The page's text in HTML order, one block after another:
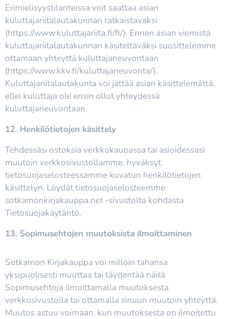
Erimielisyystilanteissa voit saattaa asian
kuluttajariitalautakunnan ratkaistavaksi
(https://www.kuluttajariita.fi/fi/). Ennen asian viemistä
kuluttajariitalautakunnan käsiteltäväksi suosittelemme
ottamaan yhteyttä kuluttajaneuvontaan
(https://www.kkv.fi/kuluttajaneuvonta/).
Kuluttajariitalautakunta voi jättää asian käsittelemättä,
ellei kuluttaja ole ensin ollut yhteydessä
kuluttajaneuvontaan.
12. Henkilötietojen käsittely
Tehdessäsi ostoksia verkkokaupassa tai asioidessasi
muutoin verkkosivustollamme, hyväksyt
tietosuojaselosteessamme kuvatun henkilötietojen
käsittelyn. Löydät tietosuojaselosteemme
sotkamonkirjakauppa.net -sivustolta kohdasta
Tietosuojakäytäntö.
13. Sopimusehtojen muutoksista ilmoittaminen
Sotkamon Kirjakauppa voi milloin tahansa
yksipuolisesti muuttaa tai täydentää näitä
Sopimusehtoja ilmoittamalla muutoksesta
verkkosivustolla tai ottamalla sinuun muutoin yhteyttä.
Muutos astuu voimaan, kun muutoksesta on ilmoitettu